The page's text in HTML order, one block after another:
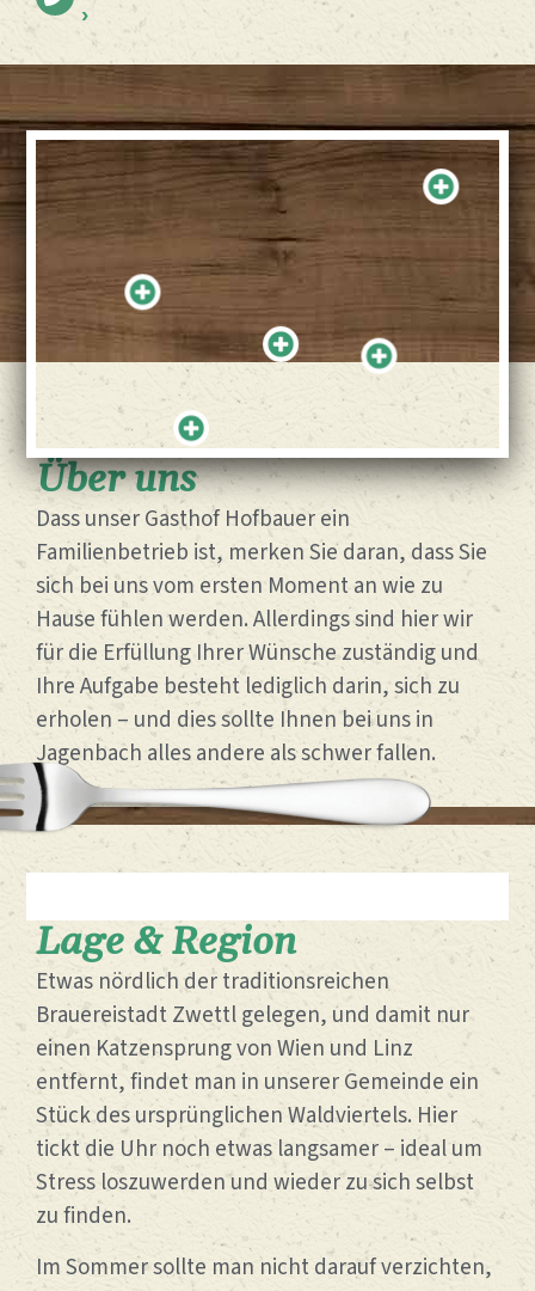
›
Über uns
Dass unser Gasthof Hofbauer ein
Familienbetrieb ist, merken Sie daran, dass Sie
sich bei uns vom ersten Moment an wie zu
Hause fühlen werden. Allerdings sind hier wir
für die Erfüllung Ihrer Wünsche zuständig und
Ihre Aufgabe besteht lediglich darin, sich zu
erholen – und dies sollte Ihnen bei uns in
Jagenbach alles andere als schwer fallen.
Lage & Region
Etwas nördlich der traditionsreichen
Brauereistadt Zwettl gelegen, und damit nur
einen Katzensprung von Wien und Linz
entfernt, findet man in unserer Gemeinde ein
Stück des ursprünglichen Waldviertels. Hier
tickt die Uhr noch etwas langsamer – ideal um
Stress loszuwerden und wieder zu sich selbst
zu finden.
Im Sommer sollte man nicht darauf verzichten,